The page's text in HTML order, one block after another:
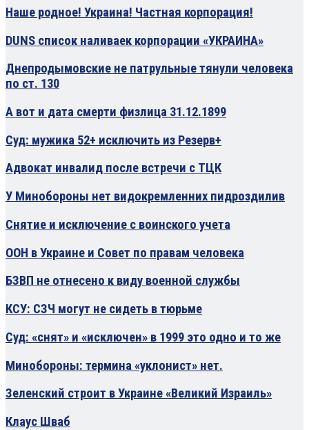
Наше родное! Украина! Частная корпорация!
DUNS список наливаек корпорации «УКРАИНА»
Днепродымовские не патрульные тянули человека
по ст. 130
А вот и дата смерти физлица 31.12.1899
Суд: мужика 52+ исключить из Резерв+
Адвокат инвалид после встречи с ТЦК
У Минобороны нет видокремленних пидроздилив
Снятие и исключение с воинского учета
ООН в Украине и Совет по правам человека
БЗВП не отнесено к виду военной службы
КСУ: СЗЧ могут не сидеть в тюрьме
Суд: «снят» и «исключен» в 1999 это одно и то же
Минобороны: термина «уклонист» нет.
Зеленский строит в Украине «Великий Израиль»
Клаус Шваб